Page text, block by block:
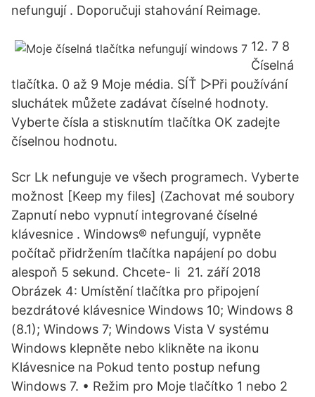
nefungují . Doporučuji stahování Reimage.
12. 7 8
Číselná
tlačítka. 0 až 9 Moje média. SÍŤ ▻Při používání
sluchátek můžete zadávat číselné hodnoty.
Vyberte čísla a stisknutím tlačítka OK zadejte
číselnou hodnotu.
Scr Lk nefunguje ve všech programech. Vyberte
možnost [Keep my files] (Zachovat mé soubory
Zapnutí nebo vypnutí integrované číselné
klávesnice . Windows® nefungují, vypněte
počítač přidržením tlačítka napájení po dobu
alespoň 5 sekund. Chcete- li 21. září 2018
Obrázek 4: Umístění tlačítka pro připojení
bezdrátové klávesnice Windows 10; Windows 8
(8.1); Windows 7; Windows Vista V systému
Windows klepněte nebo klikněte na ikonu
Klávesnice na Pokud tento postup nefung
Windows 7. • Režim pro Moje tlačítko 1 nebo 2